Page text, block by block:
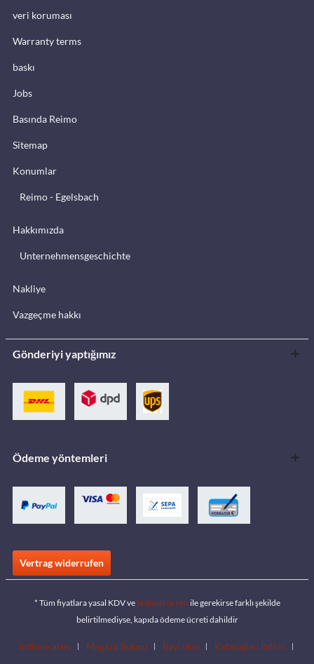
veri koruması
Warranty terms
baskı
Jobs
Basında Reimo
Sitemap
Konumlar
Reimo - Egelsbach
Hakkımızda
Unternehmensgeschichte
Nakliye
Vazgeçme hakkı
Gönderiyi yaptığımız
Ödeme yöntemleri
Vertrag widerrufen
* Tüm fiyatlara yasal KDV veteslimat ücreti ile gerekirse farklı şekilde
belirtilmediyse, kapıda ödeme ücreti dahildir
İndirme alanı Mağaza Bulucu Bayi olun Katalogları indirin